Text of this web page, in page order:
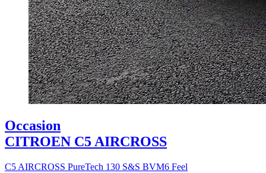
Occasion
CITROEN C5 AIRCROSS
C5 AIRCROSS PureTech 130 S&S BVM6 Feel